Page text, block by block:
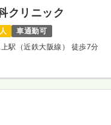
クリニック
車通勤可
駅（近鉄大阪線） 徒歩7分